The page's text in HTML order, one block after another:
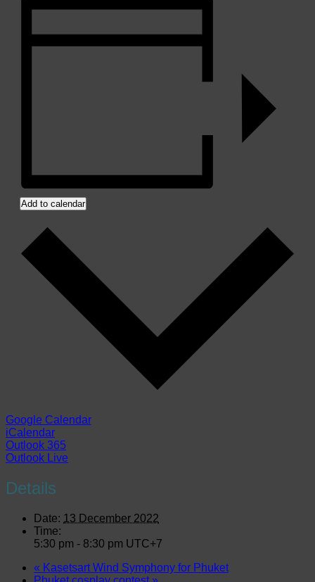
Add to calendar
Google Calendar
iCalendar
Outlook 365
Outlook Live
Details
Date: 13 December 2022
Time:
5:30 pm - 8:30 pm UTC+7
« Kasetsart Wind Symphony for Phuket